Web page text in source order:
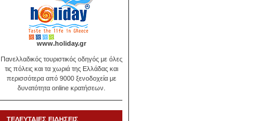
www.holiday.gr
Πανελλαδικός τουριστικός οδηγός με όλες
τις πόλεις και τα χωριά της Ελλάδας και
περισσότερα από 9000 ξενοδοχεία με
δυνατότητα online κρατήσεων.
ΤΕΛΕΥΤΑΙΕΣ ΕΙΔΗΣΕΙΣ